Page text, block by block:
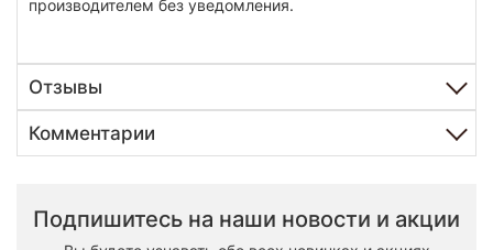
производителем без уведомления.
Отзывы
Комментарии
Подпишитесь на наши новости и акции